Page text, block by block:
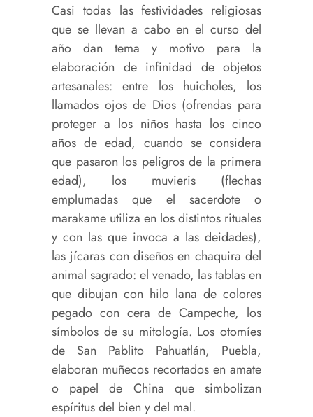
Casi todas las festividades religiosas
que se llevan a cabo en el curso del
año dan tema y motivo para la
elaboración de infinidad de objetos
artesanales: entre los huicholes, los
llamados ojos de Dios (ofrendas para
proteger a los niños hasta los cinco
años de edad, cuando se considera
que pasaron los peligros de la primera
edad), los muvieris (flechas
emplumadas que el sacerdote o
marakame utiliza en los distintos rituales
y con las que invoca a las deidades),
las jícaras con diseños en chaquira del
animal sagrado: el venado, las tablas en
que dibujan con hilo lana de colores
pegado con cera de Campeche, los
símbolos de su mitología. Los otomíes
de San Pablito Pahuatlán, Puebla,
elaboran muñecos recortados en amate
o papel de China que simbolizan
espíritus del bien y del mal.